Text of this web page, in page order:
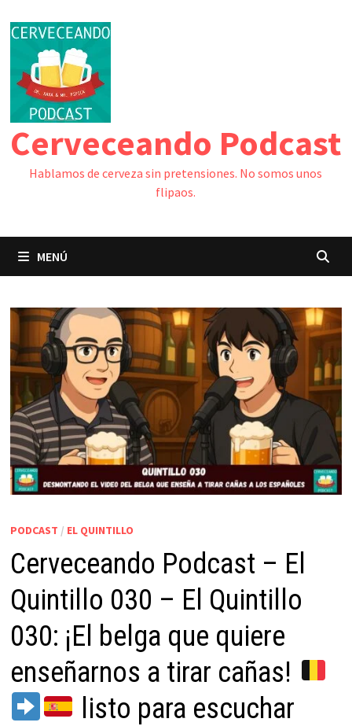
contenido
Cerveceando Podcast
Hablamos de cerveza sin pretensiones. No somos unos
flipaos.
MENÚ
PODCAST / EL QUINTILLO
Cerveceando Podcast – El
Quintillo 030 – El Quintillo
030: ¡El belga que quiere
enseñarnos a tirar cañas!
listo para escuchar